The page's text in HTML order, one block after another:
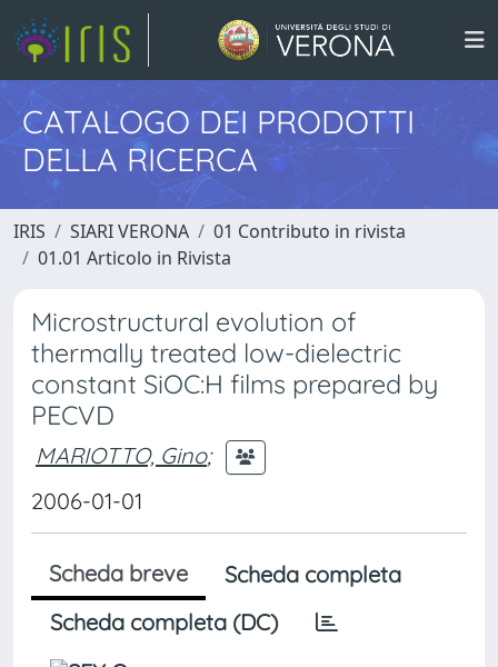
CATALOGO DEI PRODOTTI
DELLA RICERCA
IRIS SIARI VERONA
01 Contributo in rivista
01.01 Articolo in Rivista
Microstructural evolution of
thermally treated low-dielectric
constant SiOC:H films prepared by
PECVD
MARIOTTO, Gino;
2006-01-01
Scheda breve
Scheda completa
Scheda completa (DC)